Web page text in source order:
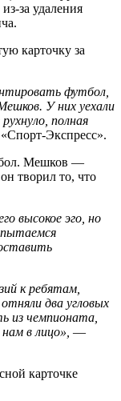
за удаления
карточку за
футбол,
У них уехали
полная
Экспресс».
Мешков —
творил то, что
высокое эго, но
пытаемся
к ребятам,
два угловых
из чемпионата,
в лицо», —